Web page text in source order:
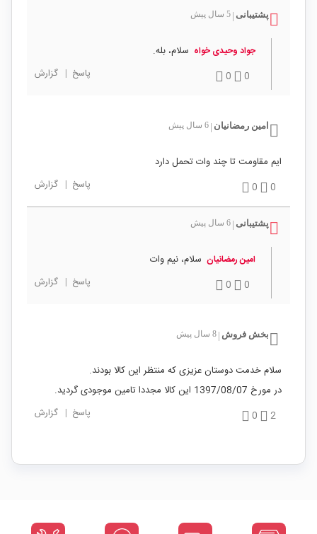
پشتیبانی 5 سال پیش
جواد وحیدی خواه سلام، بله.
0
0 پاسخ | گزارش
امین رمضانیان 6 سال پیش
ایم مقاومت تا چند وات تحمل دارد
0
0 پاسخ | گزارش
پشتیبانی 6 سال پیش
امین رمضانیان سلام، نیم وات
0
0 پاسخ | گزارش
بخش فروش 8 سال پیش
سلام خدمت دوستان عزیزی که منتظر این کالا بودند.
در مورخ 1397/08/07 این کالا مجددا تامین موجودی گردید.
2
0 پاسخ | گزارش